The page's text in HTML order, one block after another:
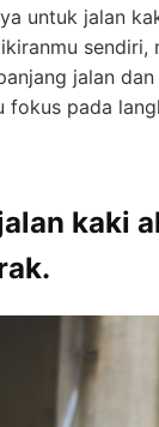
untuk jalan
sendiri,
jalan
fokus pada
kaki